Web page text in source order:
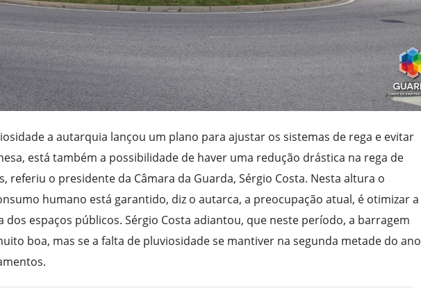
a autarquia lançou um plano para ajustar os sistemas de rega e evitar
está também a possibilidade de haver uma redução drástica na rega de
referiu o presidente da Câmara da Guarda, Sérgio Costa. Nesta altura o
humano está garantido, diz o autarca, a preocupação atual, é otimizar a
dos espaços públicos. Sérgio Costa adiantou, que neste período, a barragem
boa, mas se a falta de pluviosidade se mantiver na segunda metade do ano